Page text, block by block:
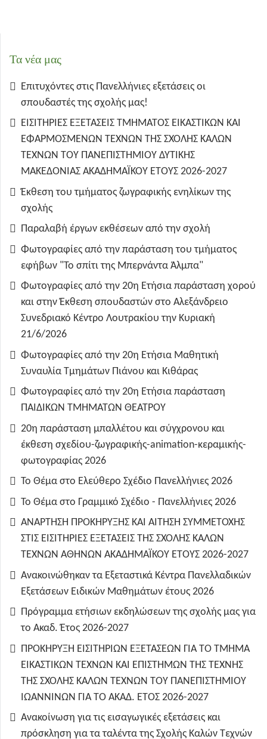
Τα νέα μας
Επιτυχόντες στις Πανελλήνιες εξετάσεις οι
σπουδαστές της σχολής μας!
ΕΙΣΙΤΗΡΙΕΣ ΕΞΕΤΑΣΕΙΣ ΤΜΗΜΑΤΟΣ ΕΙΚΑΣΤΙΚΩΝ ΚΑΙ
ΕΦΑΡΜΟΣΜΕΝΩΝ ΤΕΧΝΩΝ ΤΗΣ ΣΧΟΛΗΣ ΚΑΛΩΝ
ΤΕΧΝΩΝ ΤΟΥ ΠΑΝΕΠΙΣΤΗΜΙΟΥ ΔΥΤΙΚΗΣ
ΜΑΚΕΔΟΝΙΑΣ ΑΚΑΔΗΜΑΪΚΟΥ ΕΤΟΥΣ 2026-2027
Έκθεση του τμήματος ζωγραφικής ενηλίκων της
σχολής
Παραλαβή έργων εκθέσεων από την σχολή
Φωτογραφίες από την παράσταση του τμήματος
εφήβων "Το σπίτι της Μπερνάντα Άλμπα"
Φωτογραφίες από την 20η Ετήσια παράσταση χορού
και στην Έκθεση σπουδαστών στο Αλεξάνδρειο
Συνεδριακό Κέντρο Λουτρακίου την Κυριακή
21/6/2026
Φωτογραφίες από την 20η Ετήσια Μαθητική
Συναυλία Τμημάτων Πιάνου και Κιθάρας
Φωτογραφίες από την 20η Ετήσια παράσταση
ΠΑΙΔΙΚΩΝ ΤΜΗΜΑΤΩΝ ΘΕΑΤΡΟΥ
20η παράσταση μπαλλέτου και σύγχρονου και
έκθεση σχεδίου-ζωγραφικής-animation-κεραμικής-
φωτογραφίας 2026
Το Θέμα στο Ελεύθερο Σχέδιο Πανελλήνιες 2026
Το Θέμα στο Γραμμικό Σχέδιο - Πανελλήνιες 2026
ΑΝΑΡΤΗΣΗ ΠΡΟΚΗΡΥΞΗΣ ΚΑΙ ΑΙΤΗΣΗ ΣΥΜΜΕΤΟΧΗΣ
ΣΤΙΣ ΕΙΣΙΤΗΡΙΕΣ ΕΞΕΤΑΣΕΙΣ ΤΗΣ ΣΧΟΛΗΣ ΚΑΛΩΝ
ΤΕΧΝΩΝ ΑΘΗΝΩΝ ΑΚΑΔΗΜΑΪΚΟΥ ΕΤΟΥΣ 2026-2027
Ανακοινώθηκαν τα Εξεταστικά Κέντρα Πανελλαδικών
Εξετάσεων Ειδικών Μαθημάτων έτους 2026
Πρόγραμμα ετήσιων εκδηλώσεων της σχολής μας για
το Ακαδ. Έτος 2026-2027
ΠΡΟΚΗΡΥΞΗ ΕΙΣΙΤΗΡΙΩΝ ΕΞΕΤΑΣΕΩΝ ΓΙΑ ΤO TMHMA
ΕΙΚΑΣΤΙΚΩΝ ΤΕΧΝΩΝ ΚΑΙ ΕΠΙΣΤΗΜΩΝ ΤΗΣ ΤΕΧΝΗΣ
ΤΗΣ ΣΧΟΛΗΣ ΚΑΛΩΝ ΤΕΧΝΩΝ ΤΟΥ ΠΑΝΕΠΙΣΤΗΜΙΟΥ
ΙΩΑΝΝΙΝΩΝ ΓΙΑ ΤΟ ΑΚΑΔ. ΕΤΟΣ 2026-2027
Ανακοίνωση για τις εισαγωγικές εξετάσεις και
πρόσκληση για τα ταλέντα της Σχολής Καλών Τεχνών